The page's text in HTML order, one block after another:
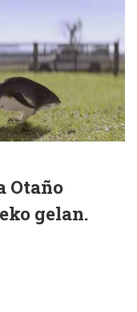
Otaño
gelan.